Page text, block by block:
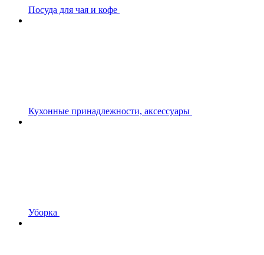
Посуда для чая и кофе
Кухонные принадлежности, аксессуары
Уборка